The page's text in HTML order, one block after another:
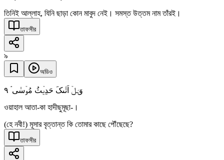
তিনিই আল্লাহ, যিনি ছাড়া কোন মাবুদ নেই। সমস্ত উত্তম নাম তাঁরই।
তাফসীর
৯
অডিও
وَہَلۡ اَتٰىکَ حَدِیۡثُ مُوۡسٰی ۘ ٩
ওয়াহাল আতা-কা হাদীছুমূছা-।
(হে নবী!) মূসার বৃত্তান্ত কি তোমার কাছে পৌঁছেছে?
তাফসীর